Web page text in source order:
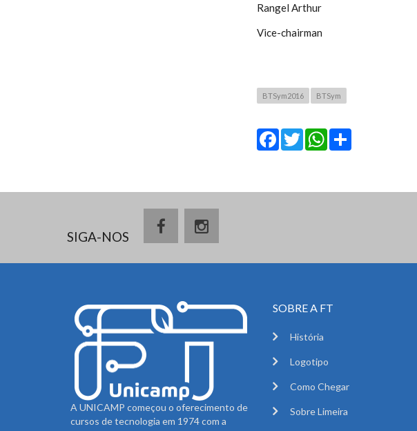
Rangel Arthur
Vice-chairman
BTSym2016 BTSym
Facebook
Twitter
WhatsApp
SIGA-NOS
A UNICAMP começou o oferecimento de
cursos de tecnologia em 1974 com a
SOBRE A FT
História
Logotipo
Como Chegar
Sobre Limeira